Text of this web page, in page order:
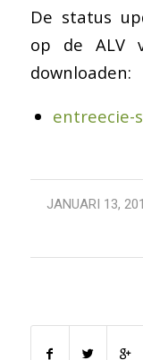
De status
op de ALV
downloaden:
entreecie-
JANUARI 13,
/